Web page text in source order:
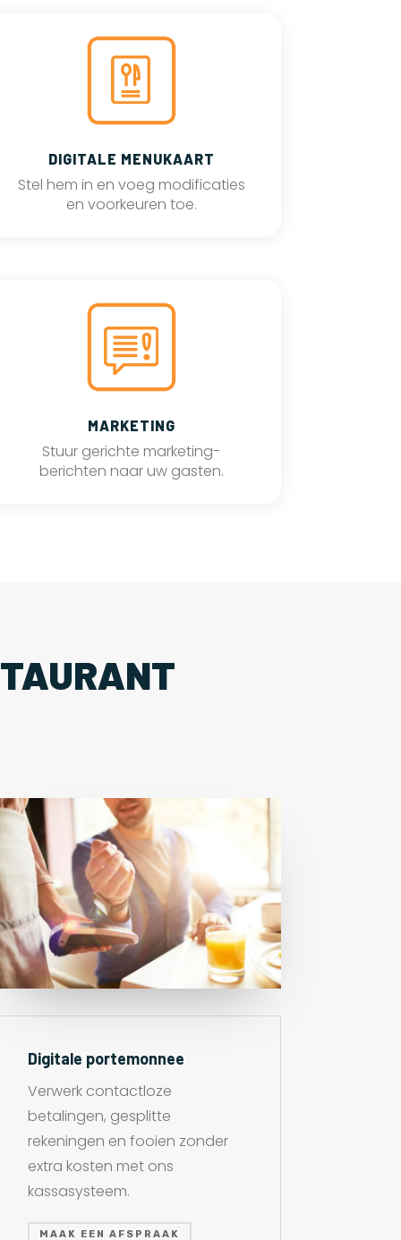
DIGITALE MENUKAART
Stel hem in en voeg modificaties
en voorkeuren toe.
MARKETING
Stuur gerichte marketing-
berichten naar uw gasten.
Digitale portemonnee
Verwerk contactloze
betalingen, gesplitte
rekeningen en fooien zonder
extra kosten met ons
kassasysteem.
MAAK EEN AFSPRAAK